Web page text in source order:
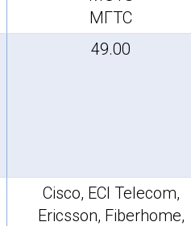
МГТС
49.00
Cisco, ECI Telecom,
Ericsson, Fiberhome,